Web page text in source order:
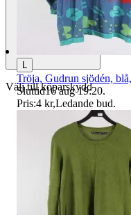
Välj till köparskydd
Tröja, Gudrun sjödén,
Sluttid16 aug 19:20.
Pris:4 kr,Ledande bud.